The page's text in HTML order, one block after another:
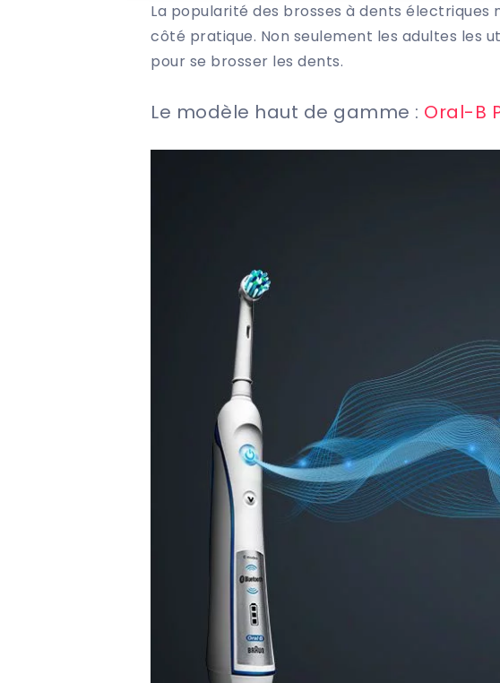
La popularité des brosses à dents électriques
côté pratique. Non seulement les adultes les
pour se brosser les dents.
Le modèle haut de gamme : Oral-B